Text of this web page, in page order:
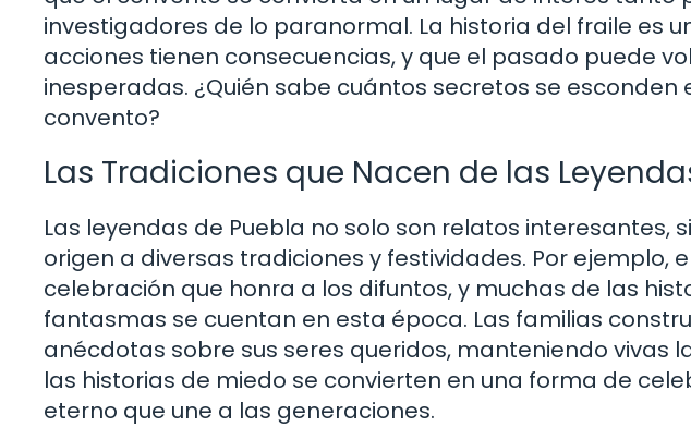
investigadores de lo paranormal. La historia del fraile es
acciones tienen consecuencias, y que el pasado puede
inesperadas. ¿Quién sabe cuántos secretos se
convento?
Las Tradiciones que Nacen de las
Las leyendas de Puebla no solo son relatos interesantes,
origen a diversas tradiciones y festividades. Por ejemplo,
celebración que honra a los difuntos, y muchas de las
fantasmas se cuentan en esta época. Las familias
anécdotas sobre sus seres queridos, manteniendo vivas
las historias de miedo se convierten en una forma de
eterno que une a las generaciones.